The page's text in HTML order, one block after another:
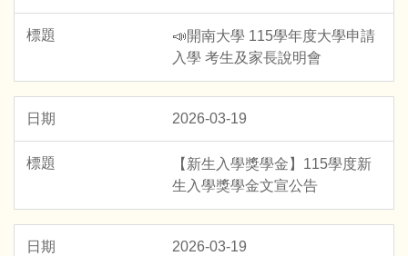
📣開南大學 115學年度大學申請
入學 考生及家長說明會
2026-03-19
【新生入學獎學金】115學度新
生入學獎學金文宣公告
2026-03-19